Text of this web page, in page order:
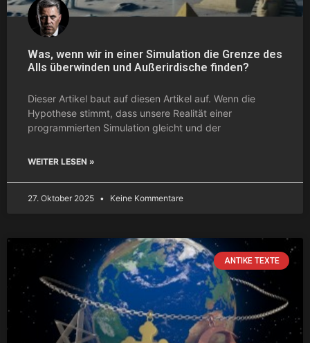
Was, wenn wir in einer Simulation die Grenze des
Alls überwinden und Außerirdische finden?
Dieser Artikel baut auf diesen Artikel auf. Wenn die
Hypothese stimmt, dass unsere Realität einer
programmierten Simulation gleicht und der
WEITER LESEN »
27. Oktober 2025 Keine Kommentare
ANTIKE TEXTE